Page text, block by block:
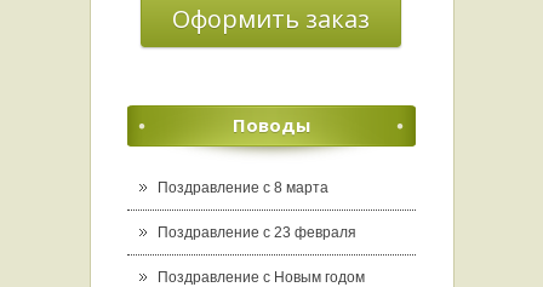
Оформить заказ
Поводы
Поздравление с 8 марта
Поздравление с 23 февраля
Поздравление с Новым годом